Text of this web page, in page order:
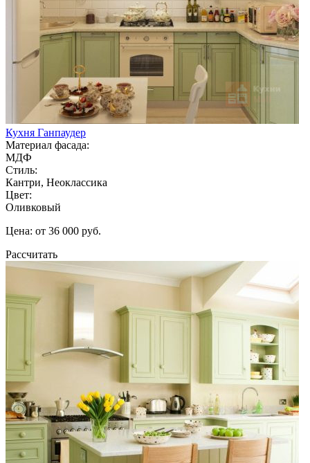
Кухня Ганпаудер
Материал фасада:
МДФ
Стиль:
Кантри, Неоклассика
Цвет:
Оливковый
Цена: от 36 000 руб.
Рассчитать